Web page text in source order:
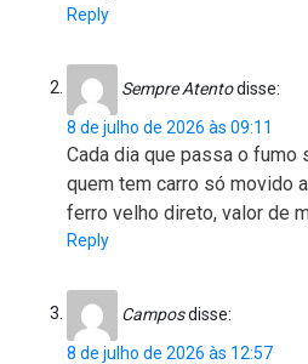
Reply
Sempre Atentodisse:
8 de julho de 2026 às 09:11
Cada dia que passa o fumo
quem tem carro só movido
ferro velho direto, valor de
Reply
Camposdisse:
8 de julho de 2026 às 12:57